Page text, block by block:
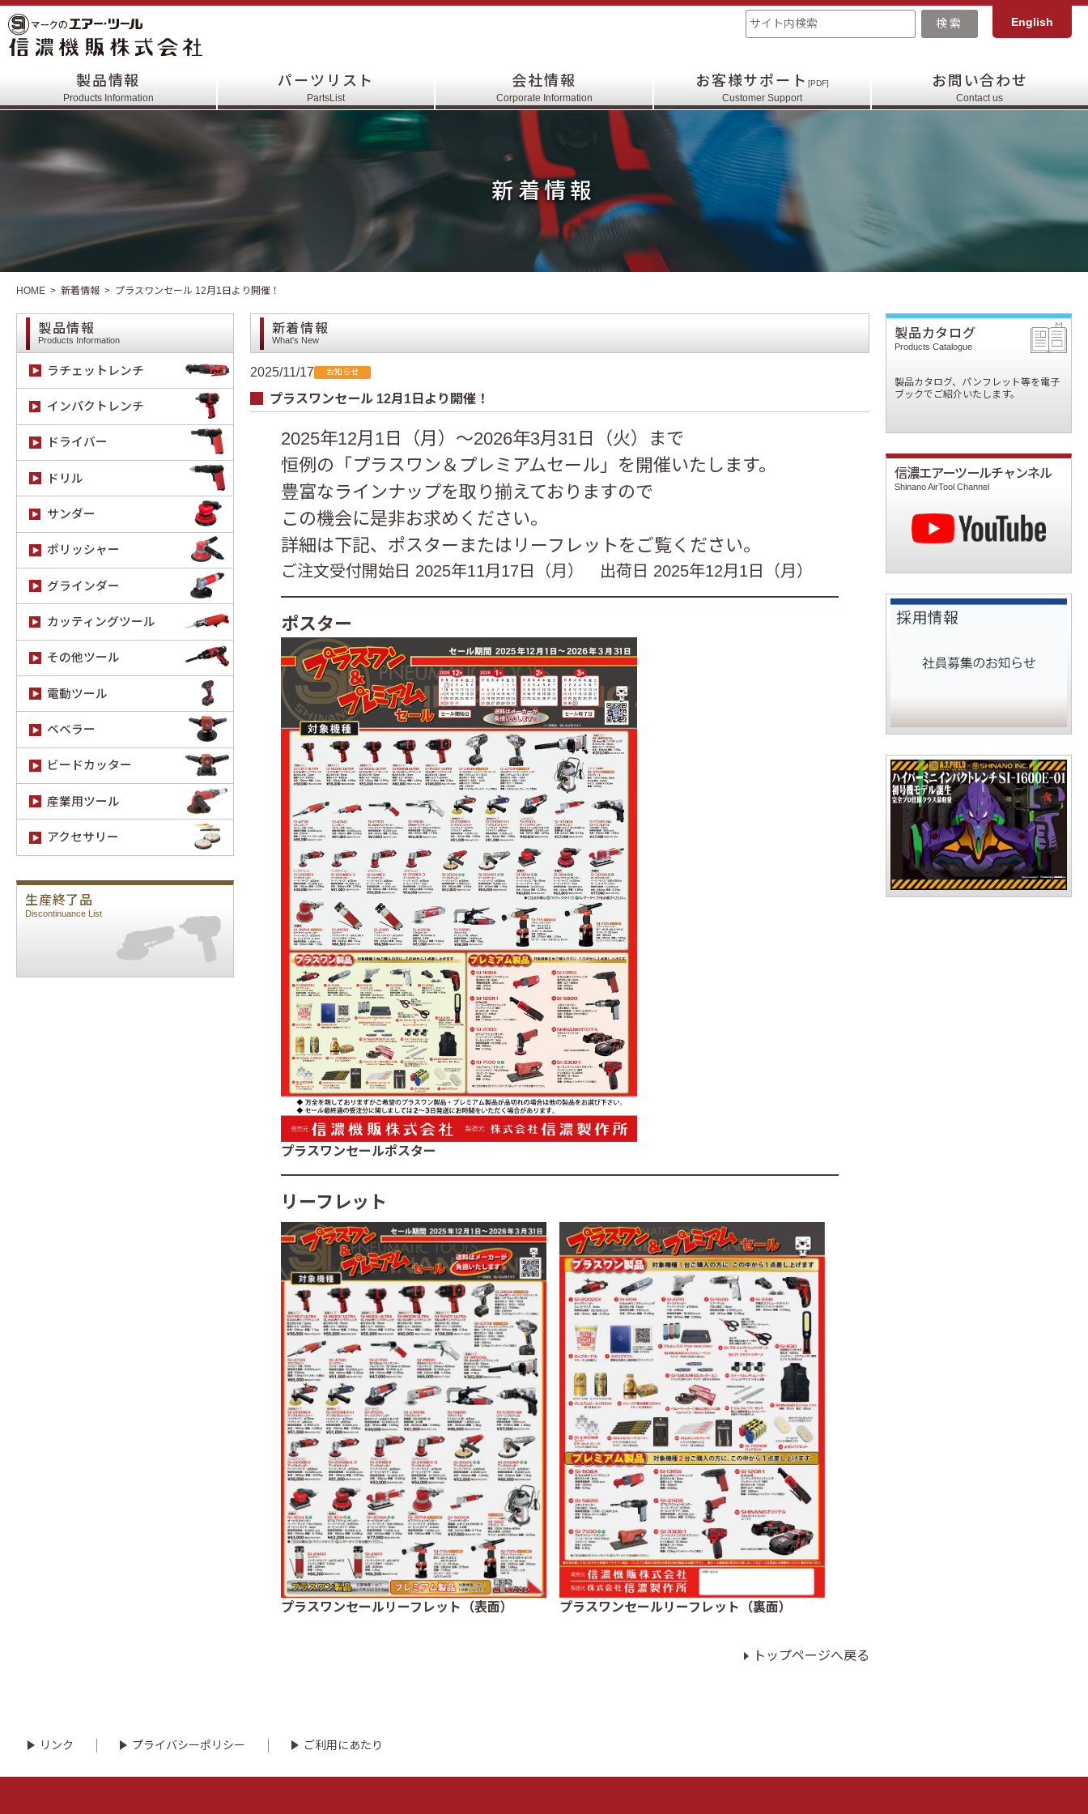
English
製品情報
Products Information
パーツリスト
PartsList
会社情報
Corporate Information
お客様サポート [PDF]
Customer Support
お問い合わせ
Contact us
新着情報
HOME 新着情報 プラスワンセール 12月1日より開催！
製品情報
Products Information
ラチェットレンチ
インパクトレンチ
ドライバー
ドリル
サンダー
ポリッシャー
グラインダー
カッティングツール
その他ツール
電動ツール
ベベラー
ビードカッター
産業用ツール
アクセサリー
生産終了品
Discontinuance List
新着情報
What's New
2025/11/17 お知らせ
プラスワンセール 12月1日より開催！
2025年12月1日（月）～2026年3月31日（火）まで
恒例の「プラスワン＆プレミアムセール」を開催いたします。
豊富なラインナップを取り揃えておりますので
この機会に是非お求めください。
詳細は下記、ポスターまたはリーフレットをご覧ください。
ご注文受付開始日 2025年11月17日（月） 出荷日 2025年12月1日（月）
ポスター
プラスワンセールポスター
リーフレット
プラスワンセールリーフレット（表面） プラスワンセールリーフレット（裏面）
トップページへ戻る
製品カタログ
Products Catalogue
製品カタログ、パンフレット等を電子
ブックでご紹介いたします。
信濃エアーツールチャンネル
Shinano AirTool Channel
リンク プライバシーポリシー ご利用にあたり